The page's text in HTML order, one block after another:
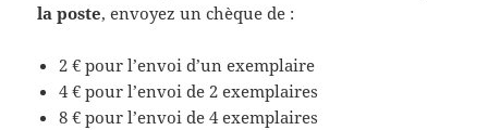
la poste, envoyez un chèque de :
2 € pour l’envoi d’un exemplaire
4 € pour l’envoi de 2 exemplaires
8 € pour l’envoi de 4 exemplaires